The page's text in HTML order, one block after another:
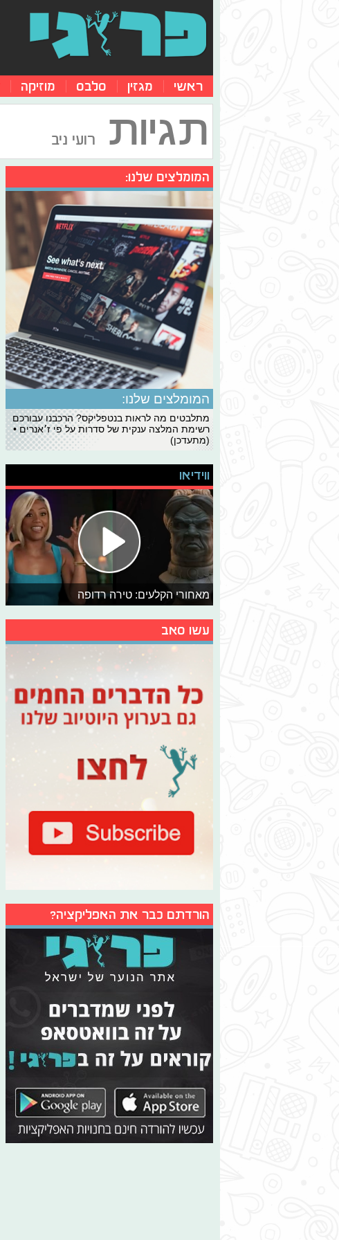
ראשי מגזין סלבס מוזיקה
תגיות רועי ניב
המומלצים שלנו:
המומלצים שלנו:
מתלבטים מה לראות בנטפליקס? הרכבנו עבורכם
רשימת המלצה ענקית של סדרות על פי ז׳אנרים •
(מתעדכן)
ווידיאו
מאחורי הקלעים: טירה רדופה
עשו סאב
הורדתם כבר את האפליקציה?